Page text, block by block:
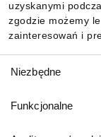
uzyskanymi
zgodzie możemy
zainteresowań i
zgody
Niezbędne
Funkcjonalne